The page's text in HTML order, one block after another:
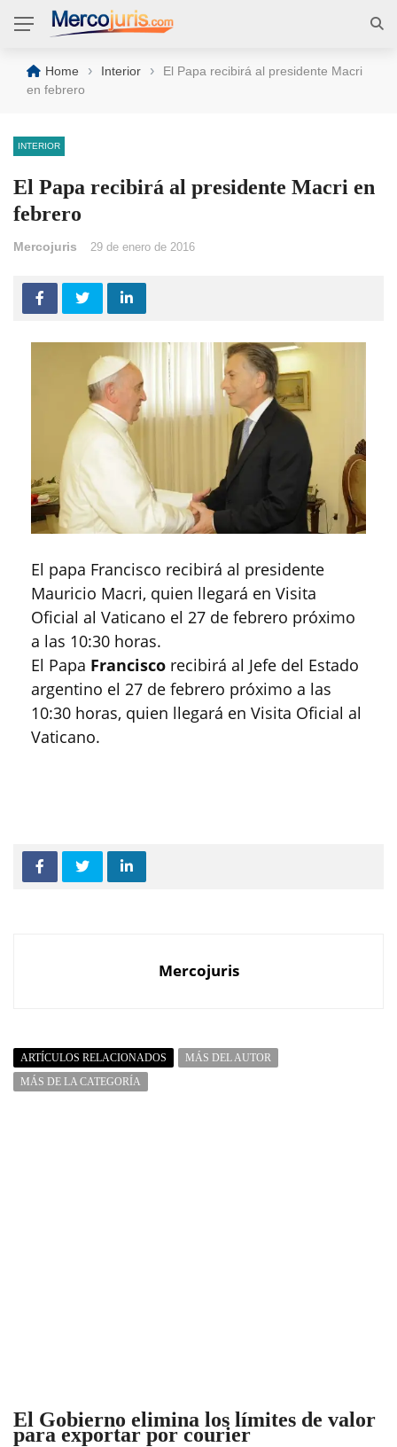
Home › Interior ›
El Papa recibirá al presidente Macri
en febrero
INTERIOR
El Papa recibirá al presidente Macri en
febrero
Mercojuris 29 de enero de 2016
El papa Francisco recibirá al presidente
Mauricio Macri, quien llegará en Visita
Oficial al Vaticano el 27 de febrero próximo
a las 10:30 horas.
El Papa Francisco recibirá al Jefe del Estado
argentino el 27 de febrero próximo a las
10:30 horas, quien llegará en Visita Oficial al
Vaticano.
Mercojuris
ARTÍCULOS RELACIONADOS
MÁS DEL AUTOR
MÁS DE LA CATEGORÍA
El Gobierno elimina los límites de valor
para exportar por courier